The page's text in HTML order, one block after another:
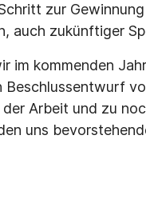
zur
auch zukünftiger
im kommenden
Beschlussentwurf
der Arbeit und zu
uns